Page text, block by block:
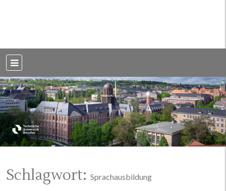
Dresden
Schlagwort: Sprachausbildung